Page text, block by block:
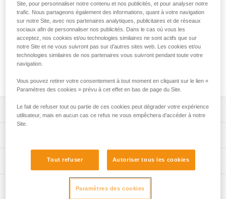
port confortable quelle que soit la taille de l'utilisateur. Il est
équipé d'un seul point d'attache pour faciliter la mise en
place des systèmes d'assurage et permettre un contrôle
visuel rapide. Son point d'attache renforcé et ses sangles
épaisses lui apportent une grande durabilité pour les usages
intensifs. Ses deux porte-matériel assurent le transport des
équipements. Des zones d'identification et de marquage
Descriptif
- code couleur gris/orange sur les tours de cuisse
permettant de faciliter les explications d'enfilage aux
clients,
- ceinture et tours de cuisse rembourrés pour un port
confortable en suspension. La ceinture s'adapte
Matière(s): sangle en polyester, boucles en acier,
Certification(s): CE EN 12277 type C, UIAA
Informations techniques
Télécharger le pdf technical-notice-TETRAX-01
Site, pour personnaliser notre contenu et nos publicités, et pour analyser notre
trafic. Nous partageons également des informations, quant à votre navigation
sur notre Site, avec nos partenaires analytiques, publicitaires et de réseaux
sociaux afin de personnaliser nos publicités. Dans le cas où vous les
acceptez, nos cookies et/ou technologies similaires ne sont actifs que sur
notre Site et ne vous suivront pas sur d’autres sites web. Les cookies et/ou
technologies similaires de nos partenaires vous suivront pendant toute votre
navigation.
Vous pouvez retirer votre consentement à tout moment en cliquant sur le lien «
Paramètres des cookies » prévu à cet effet en bas de page du Site.
Le fait de refuser tout ou partie de ces cookies peut dégrader votre expérience
utilisateur, mais en aucun cas ce refus ne vous empêchera d’accéder à notre
Site.
Tout refuser Autoriser tous les cookies
Paramètres des cookies